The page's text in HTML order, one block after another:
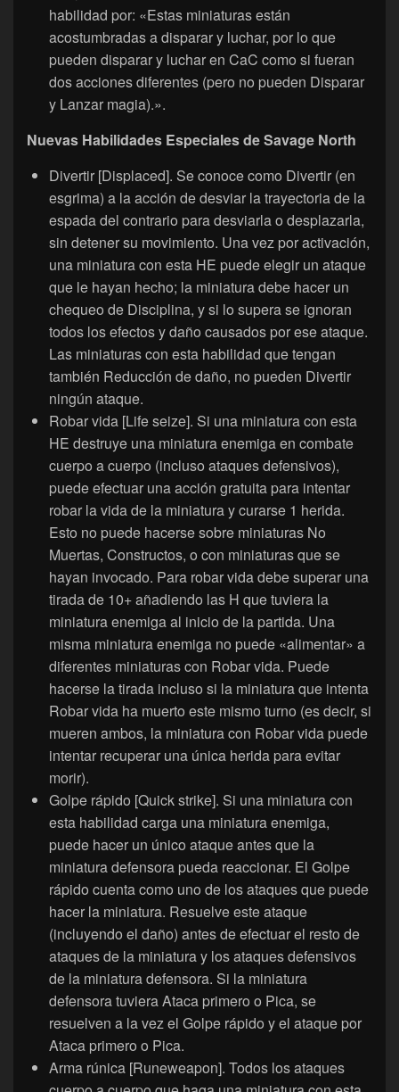
habilidad por: «Estas miniaturas están
acostumbradas a disparar y luchar, por lo que
pueden disparar y luchar en CaC como si fueran
dos acciones diferentes (pero no pueden Disparar
y Lanzar magia).».
Nuevas Habilidades Especiales de Savage North
Divertir [Displaced]. Se conoce como Divertir (en
esgrima) a la acción de desviar la trayectoria de la
espada del contrario para desviarla o desplazarla,
sin detener su movimiento. Una vez por activación,
una miniatura con esta HE puede elegir un ataque
que le hayan hecho; la miniatura debe hacer un
chequeo de Disciplina, y si lo supera se ignoran
todos los efectos y daño causados por ese ataque.
Las miniaturas con esta habilidad que tengan
también Reducción de daño, no pueden Divertir
ningún ataque.
Robar vida [Life seize]. Si una miniatura con esta
HE destruye una miniatura enemiga en combate
cuerpo a cuerpo (incluso ataques defensivos),
puede efectuar una acción gratuita para intentar
robar la vida de la miniatura y curarse 1 herida.
Esto no puede hacerse sobre miniaturas No
Muertas, Constructos, o con miniaturas que se
hayan invocado. Para robar vida debe superar una
tirada de 10+ añadiendo las H que tuviera la
miniatura enemiga al inicio de la partida. Una
misma miniatura enemiga no puede «alimentar» a
diferentes miniaturas con Robar vida. Puede
hacerse la tirada incluso si la miniatura que intenta
Robar vida ha muerto este mismo turno (es decir, si
mueren ambos, la miniatura con Robar vida puede
intentar recuperar una única herida para evitar
morir).
Golpe rápido [Quick strike]. Si una miniatura con
esta habilidad carga una miniatura enemiga,
puede hacer un único ataque antes que la
miniatura defensora pueda reaccionar. El Golpe
rápido cuenta como uno de los ataques que puede
hacer la miniatura. Resuelve este ataque
(incluyendo el daño) antes de efectuar el resto de
ataques de la miniatura y los ataques defensivos
de la miniatura defensora. Si la miniatura
defensora tuviera Ataca primero o Pica, se
resuelven a la vez el Golpe rápido y el ataque por
Ataca primero o Pica.
Arma rúnica [Runeweapon]. Todos los ataques